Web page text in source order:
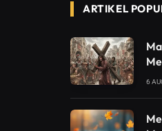
ARTIKEL
6